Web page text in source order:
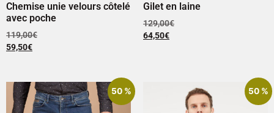
Chemise unie velours côtelé
avec poche
119,00€
59,50€
Gilet en laine
129,00€
64,50€
50 % 50 %